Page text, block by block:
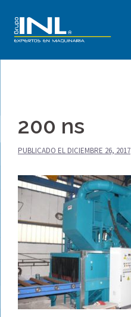
contenido
200 ns
PUBLICADO EL DICIEMBRE 26, 2017